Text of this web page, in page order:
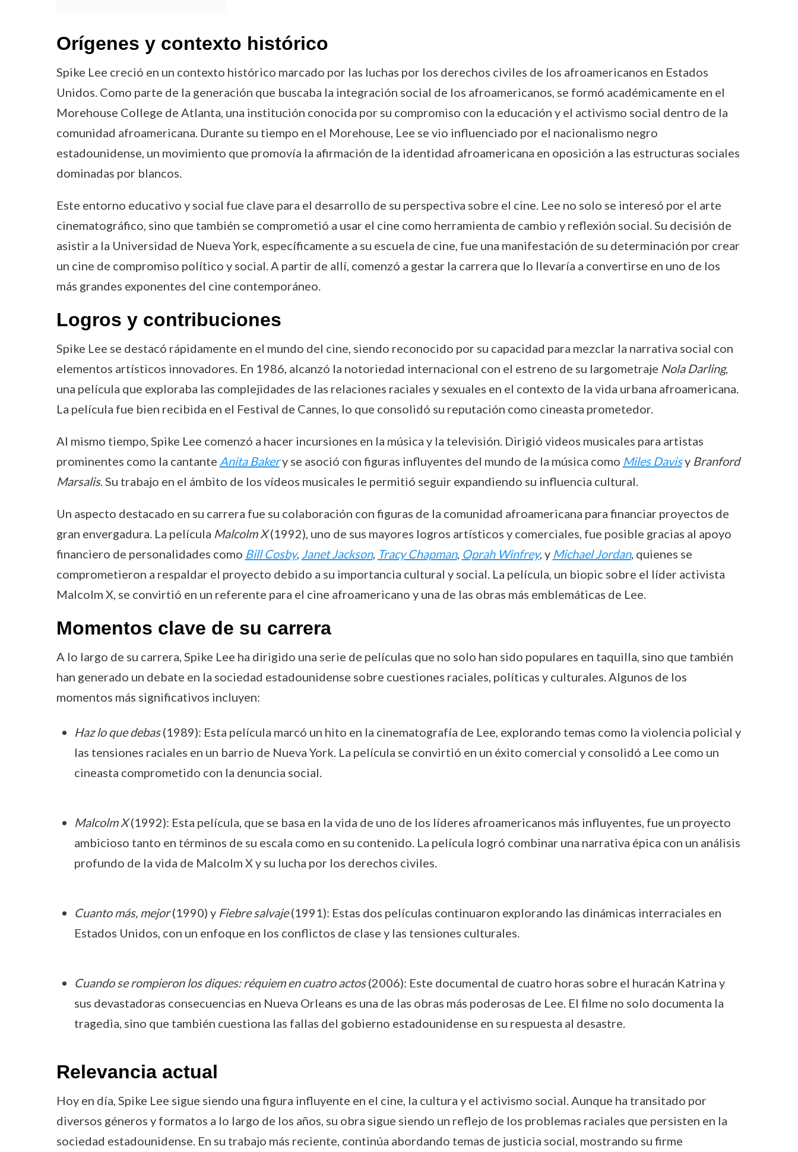
Orígenes y contexto histórico
Spike Lee creció en un contexto histórico marcado por las luchas por los derechos civiles de los afroamericanos en Estados
Unidos. Como parte de la generación que buscaba la integración social de los afroamericanos, se formó académicamente en el
Morehouse College de Atlanta, una institución conocida por su compromiso con la educación y el activismo social dentro de la
comunidad afroamericana. Durante su tiempo en el Morehouse, Lee se vio influenciado por el nacionalismo negro
estadounidense, un movimiento que promovía la afirmación de la identidad afroamericana en oposición a las estructuras sociales
dominadas por blancos.
Este entorno educativo y social fue clave para el desarrollo de su perspectiva sobre el cine. Lee no solo se interesó por el arte
cinematográfico, sino que también se comprometió a usar el cine como herramienta de cambio y reflexión social. Su decisión de
asistir a la Universidad de Nueva York, específicamente a su escuela de cine, fue una manifestación de su determinación por crear
un cine de compromiso político y social. A partir de allí, comenzó a gestar la carrera que lo llevaría a convertirse en uno de los
más grandes exponentes del cine contemporáneo.
Logros y contribuciones
Spike Lee se destacó rápidamente en el mundo del cine, siendo reconocido por su capacidad para mezclar la narrativa social con
elementos artísticos innovadores. En 1986, alcanzó la notoriedad internacional con el estreno de su largometraje Nola Darling,
una película que exploraba las complejidades de las relaciones raciales y sexuales en el contexto de la vida urbana afroamericana.
La película fue bien recibida en el Festival de Cannes, lo que consolidó su reputación como cineasta prometedor.
Al mismo tiempo, Spike Lee comenzó a hacer incursiones en la música y la televisión. Dirigió videos musicales para artistas
prominentes como la cantante Anita Bakery se asoció con figuras influyentes del mundo de la música como Miles Davisy Branford
Marsalis. Su trabajo en el ámbito de los vídeos musicales le permitió seguir expandiendo su influencia cultural.
Un aspecto destacado en su carrera fue su colaboración con figuras de la comunidad afroamericana para financiar proyectos de
gran envergadura. La película Malcolm X(1992), uno de sus mayores logros artísticos y comerciales, fue posible gracias al apoyo
financiero de personalidades como Bill Cosby, Janet Jackson, Tracy Chapman, Oprah Winfrey, y Michael Jordan, quienes se
comprometieron a respaldar el proyecto debido a su importancia cultural y social. La película, un biopic sobre el líder activista
Malcolm X, se convirtió en un referente para el cine afroamericano y una de las obras más emblemáticas de Lee.
Momentos clave de su carrera
A lo largo de su carrera, Spike Lee ha dirigido una serie de películas que no solo han sido populares en taquilla, sino que también
han generado un debate en la sociedad estadounidense sobre cuestiones raciales, políticas y culturales. Algunos de los
momentos más significativos incluyen:
Haz lo que debas(1989): Esta película marcó un hito en la cinematografía de Lee, explorando temas como la violencia policial y
las tensiones raciales en un barrio de Nueva York. La película se convirtió en un éxito comercial y consolidó a Lee como un
cineasta comprometido con la denuncia social.
Malcolm X(1992): Esta película, que se basa en la vida de uno de los líderes afroamericanos más influyentes, fue un proyecto
ambicioso tanto en términos de su escala como en su contenido. La película logró combinar una narrativa épica con un análisis
profundo de la vida de Malcolm X y su lucha por los derechos civiles.
Cuanto más, mejor(1990) y Fiebre salvaje(1991): Estas dos películas continuaron explorando las dinámicas interraciales en
Estados Unidos, con un enfoque en los conflictos de clase y las tensiones culturales.
Cuando se rompieron los diques: réquiem en cuatro actos(2006): Este documental de cuatro horas sobre el huracán Katrina y
sus devastadoras consecuencias en Nueva Orleans es una de las obras más poderosas de Lee. El filme no solo documenta la
tragedia, sino que también cuestiona las fallas del gobierno estadounidense en su respuesta al desastre.
Relevancia actual
Hoy en día, Spike Lee sigue siendo una figura influyente en el cine, la cultura y el activismo social. Aunque ha transitado por
diversos géneros y formatos a lo largo de los años, su obra sigue siendo un reflejo de los problemas raciales que persisten en la
sociedad estadounidense. En su trabajo más reciente, continúa abordando temas de justicia social, mostrando su firme